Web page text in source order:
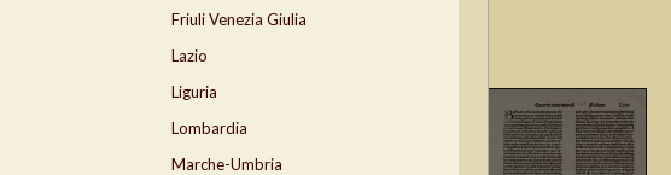
Friuli Venezia Giulia
Lazio
Liguria
Lombardia
Marche-Umbria